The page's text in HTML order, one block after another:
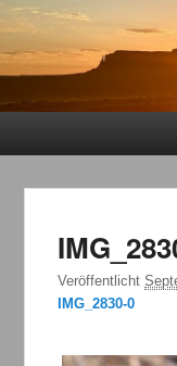
Veröffentlicht
IMG_2830-0